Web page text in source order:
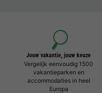
Jouw vakantie, jouw keuze
Vergelijk eenvoudig 1500
vakantieparken en
accommodaties in heel
Europa